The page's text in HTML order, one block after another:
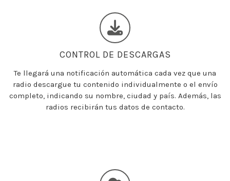
CONTROL DE DESCARGAS
Te llegará una notificación automática cada vez que una
radio descargue tu contenido individualmente o el envío
completo, indicando su nombre, ciudad y país. Además, las
radios recibirán tus datos de contacto.